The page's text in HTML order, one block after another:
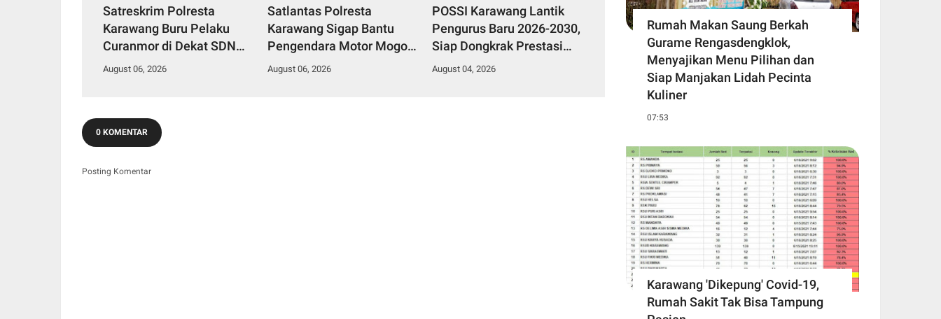
Satreskrim Polresta
Karawang Buru Pelaku
Curanmor di Dekat SDN
Palumbonsari I, Korban
August 06, 2026
Satlantas Polresta
Karawang Sigap Bantu
Pengendara Motor Mogok,
Polisi Humanis Tuai
August 06, 2026
POSSI Karawang Lantik
Pengurus Baru 2026-2030,
Siap Dongkrak Prestasi
dan Kawal Kelestarian
August 04, 2026
0 KOMENTAR
Posting Komentar
Rumah Makan Saung Berkah
Gurame Rengasdengklok,
Menyajikan Menu Pilihan dan
Siap Manjakan Lidah Pecinta
Kuliner
07:53
Karawang 'Dikepung' Covid-19,
Rumah Sakit Tak Bisa Tampung